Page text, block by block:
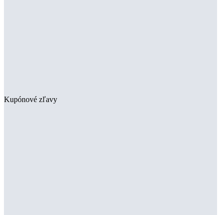
Kupónové zľavy